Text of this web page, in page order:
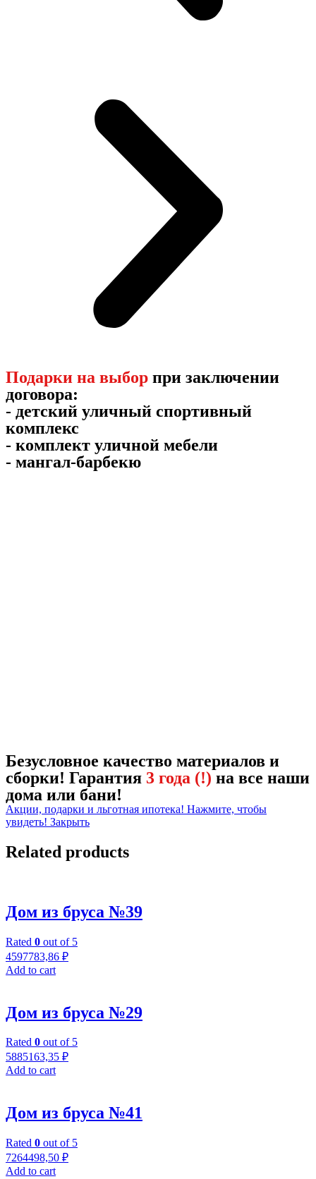
Подарки на выбор при заключении
договора:
- детский уличный спортивный
комплекс
- комплект уличной мебели
- мангал-барбекю
Безусловное качество материалов и
сборки! Гарантия 3 года (!) на все наши
дома или бани!
Акции, подарки и льготная ипотека! Нажмите, чтобы
увидеть! Закрыть
Related products
Дом из бруса №39
Rated 0 out of 5
4597783,86 ₽
Add to cart
Дом из бруса №29
Rated 0 out of 5
5885163,35 ₽
Add to cart
Дом из бруса №41
Rated 0 out of 5
7264498,50 ₽
Add to cart